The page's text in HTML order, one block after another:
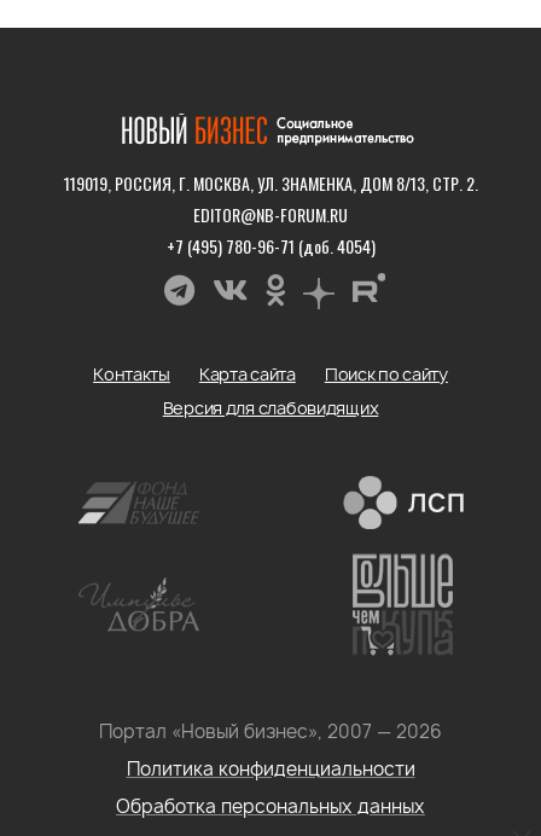
119019, РОССИЯ, Г. МОСКВА, УЛ. ЗНАМЕНКА, ДОМ 8/13, СТР. 2.
EDITOR@NB-FORUM.RU
+7 (495) 780-96-71 (доб. 4054)
Портал «Новый бизнес», 2007 — 2026
Политика конфиденциальности
Обработка персональных данных
Контакты Карта сайта
Поиск по сайту
Версия для слабовидящих